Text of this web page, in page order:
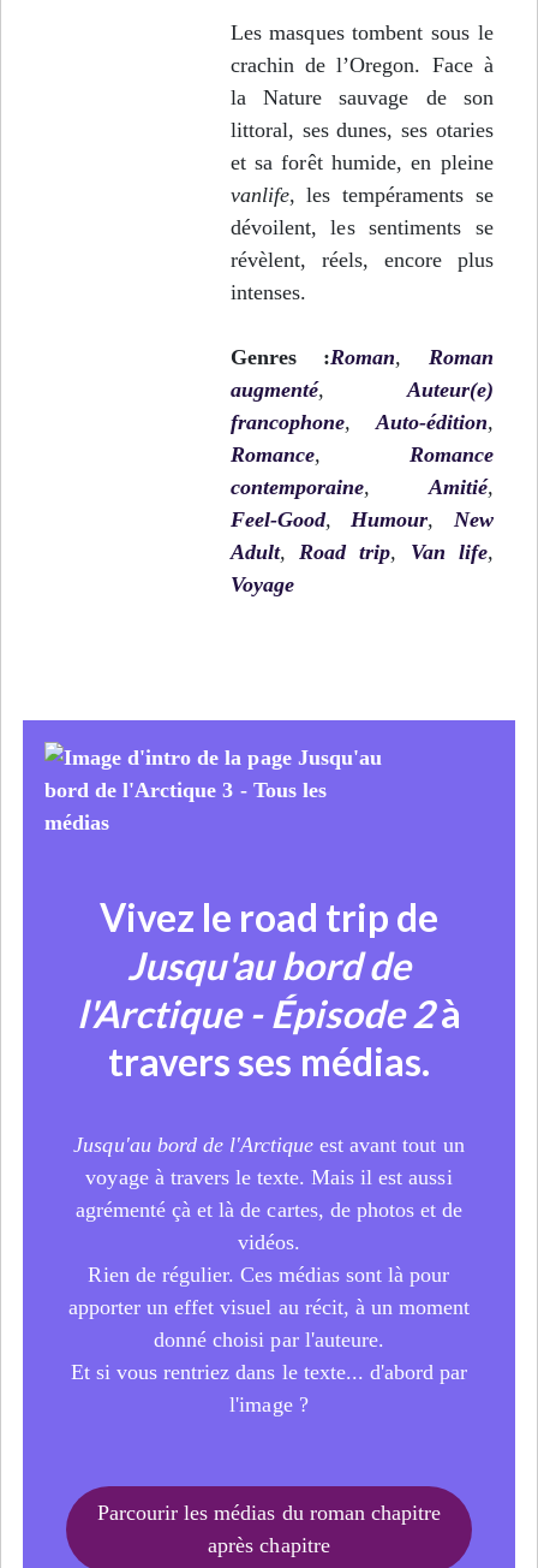
Les masques tombent sous le
crachin de l’Oregon. Face à
la Nature sauvage de son
littoral, ses dunes, ses otaries
et sa forêt humide, en pleine
vanlife, les tempéraments se
dévoilent, les sentiments se
révèlent, réels, encore plus
intenses.
Genres :Roman, Roman
augmenté,Auteur(e)
francophone,Auto-édition,
Romance, Romance
contemporaine,Amitié,
Feel-Good,Humour, New
Adult, Road trip, Van life,
Voyage
Vivez le road trip de
Jusqu'au bord de
l'Arctique - Épisode 2à
travers ses médias.
Jusqu'au bord de l'Arctique est avant tout un
voyage à travers le texte. Mais il est aussi
agrémenté çà et là de cartes, de photos et de
vidéos.
Rien de régulier. Ces médias sont là pour
apporter un effet visuel au récit, à un moment
donné choisi par l'auteure.
Et si vous rentriez dans le texte... d'abord par
l'image ?
Parcourir les médias du roman chapitre
après chapitre